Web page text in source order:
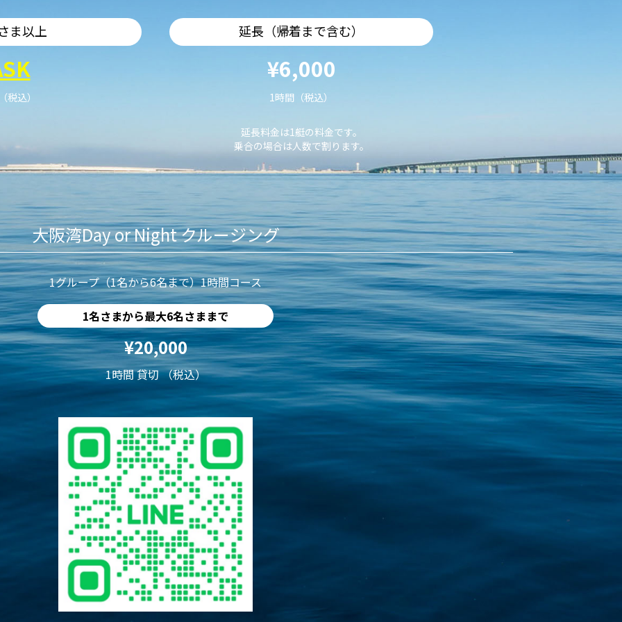
ま以上
税込）
延長（帰着まで含む）
¥6,000
1時間（税込）
延長料金は1艇の料金です。
乗合の場合は人数で割ります。
大阪湾Day or Night クルージング
1グループ（1名から6名まで）1時間コース
1名さまから最大6名さままで
¥20,000
1時間 貸切 （税込）